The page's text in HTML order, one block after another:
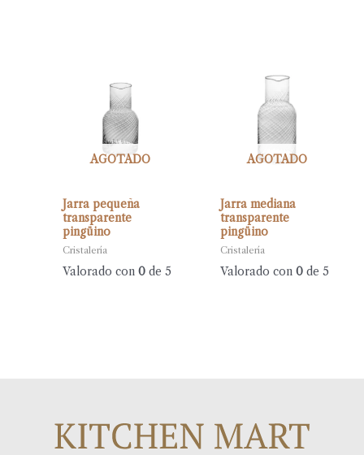
AGOTADO
Jarra pequeña
transparente
pingüino
Cristalería
Valorado con0 de 5
AGOTADO
Jarra mediana
transparente
pingüino
Cristalería
Valorado con 0de 5